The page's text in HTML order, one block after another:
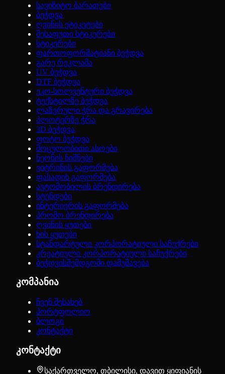
სავიზიტო ბარათები
ბეჭდვა
ღვინის ეტიკეტები
შესაფუთი სტიკერები
სტიკერები
ფართოფორმატიანი ბეჭდვა
გარე რეკლამა
UV ბეჭდვა
DTF ბეჭდვა
ეკო-სოლვენტური ბეჭდვა
ტექსტილზე ბეჭდვა
ლაზერული ჭრა და გრავირება
პლოტერზე ჭრა
3D ბეჭდვა
ფოტო ბეჭდვა
მოცულობითი ასოები
ნეონის ნიშნები
ვიტრინის გაფორმება
ფასადის გაფორმება
ავტომობილის ბრენდირება
სტენდები
ინტერიერის გაფორმება
პრომო ბრენდირება
ღვინის ყუთები
ხის ყუთები
სტანდარტული კორპორატიული საჩუქრები
კრეატიული კორპორატიული საჩუქრები
ბეჭდვისშემდგომი დამუშავება
კომპანია
ჩვენ შესახებ
პორტფოლიო
ბლოგი
კონტაქტი
კონტაქტი
საქართველო, თბილისი, დავით ყიფიანის